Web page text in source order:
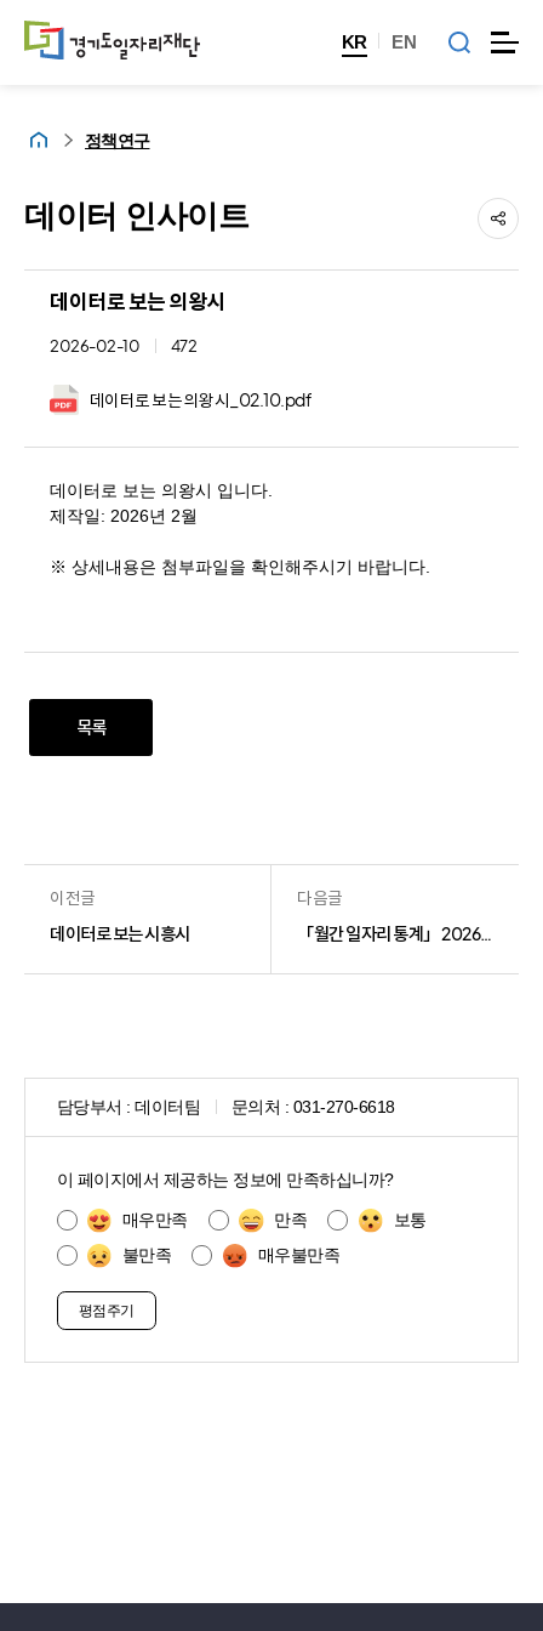
KR EN
홈 정책연구
데이터 인사이트
데이터로 보는 의왕시
2026-02-10 472
데이터로 보는 의왕시_02.10.pdf
데이터로 보는 의왕시 입니다.
제작일: 2026년 2월
※ 상세내용은 첨부파일을 확인해주시기 바랍니다.
목록
이전글
데이터로 보는 시흥시
다음글
「월간 일자리 통계」 2026년 1월호(청년)
담당부서 : 데이터팀 문의처 : 031-270-6618
이 페이지에서 제공하는 정보에 만족하십니까?
매우만족 만족
보통
불만족
매우불만족